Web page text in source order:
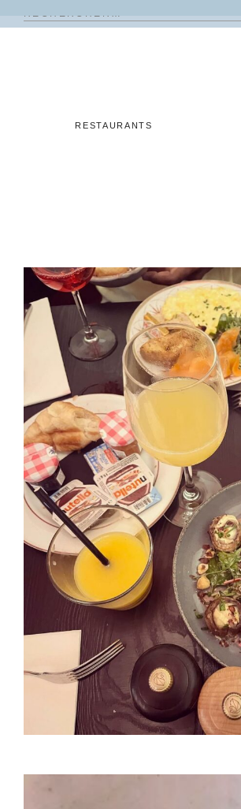
Rechercher :
RESTAURANTS